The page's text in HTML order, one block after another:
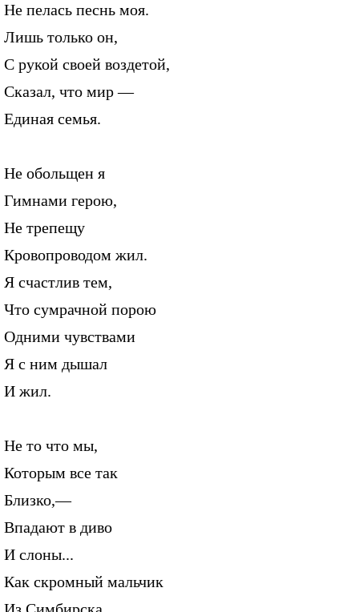
Не пелась песнь моя.
Лишь только он,
С рукой своей воздетой,
Сказал, что мир —
Единая семья.
Не обольщен я
Гимнами герою,
Не трепещу
Кровопроводом жил.
Я счастлив тем,
Что сумрачной порою
Одними чувствами
Я с ним дышал
И жил.
Не то что мы,
Которым все так
Близко,—
Впадают в диво
И слоны...
Как скромный мальчик